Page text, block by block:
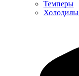
Темперы